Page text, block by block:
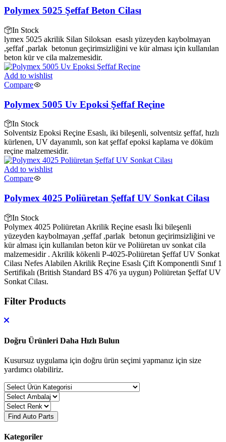
Polymex 5025 Şeffaf Beton Cilası
In Stock
lymex 5025 akrilik Silan Siloksan esaslı yüzeyden kaybolmayan
,şeffaf ,parlak betonun geçirimsizliğini ve kür alması için kullanılan
beton kür ve cila malzemesidir.
Add to wishlist
Compare
Polymex 5005 Uv Epoksi Şeffaf Reçine
In Stock
Solventsiz Epoksi Reçine Esaslı, iki bileşenli, solventsiz şeffaf, hızlı
kürlenen, UV dayanımlı, son kat şeffaf epoksi kaplama ve döküm
reçine malzemesidir.
Add to wishlist
Compare
Polymex 4025 Poliüretan Şeffaf UV Sonkat Cilası
In Stock
Polymex 4025 Poliüretan Akrilik Reçine esaslı İki bileşenli
yüzeyden kaybolmayan ,şeffaf ,parlak betonun geçirimsizliğini ve
kür alması için kullanılan beton kür ve Poliüretan uv sonkat cila
malzemesidir . Akrilik kökenli P-4025-Poliüretan Şeffaf UV Sonkat
Cilası Nefes Alabilen Akrilik Reçine Esaslı Çift Komponentli Sınıf 1
Sertifikalı (British Standard BS 476 ya uygun) Poliüretan Şeffaf UV
Sonkat Cilası.
Filter Products
Doğru Ürünleri Daha Hızlı Bulun
Kusursuz uygulama için doğru ürün seçimi yapmanız için size
yardımcı olabiliriz.
Find Auto Parts
Kategoriler